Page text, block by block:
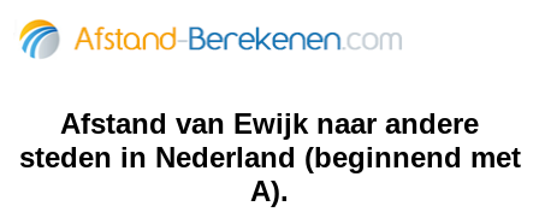
Afstand van Ewijk naar andere
steden in Nederland (beginnend met
A).